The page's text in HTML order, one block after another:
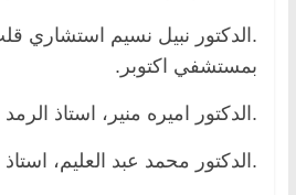
.الدكتور نبيل نسيم استشاري
بمستشفي اكتوبر.
.الدكتور اميره منير، استاذ
.الدكتور محمد عبد العليم،